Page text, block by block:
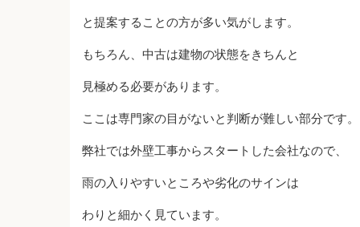
と提案することの方が多い気がします。
もちろん、中古は建物の状態をきちんと
見極める必要があります。
ここは専門家の目がないと判断が難しい部分です。
弊社では外壁工事からスタートした会社なので、
雨の入りやすいところや劣化のサインは
わりと細かく見ています。